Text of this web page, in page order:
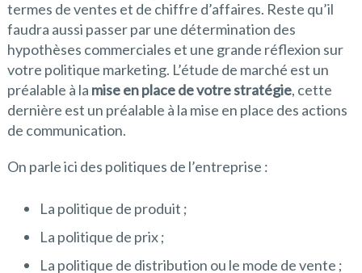
termes de ventes et de chiffre d’affaires. Reste qu’il
faudra aussi passer par une détermination des
hypothèses commerciales et une grande réflexion sur
votre politique marketing. L’étude de marché est un
préalable à la mise en place de votre stratégie, cette
dernière est un préalable à la mise en place des actions
de communication.
On parle ici des politiques de l’entreprise :
La politique de produit ;
La politique de prix ;
La politique de distribution ou le mode de vente ;